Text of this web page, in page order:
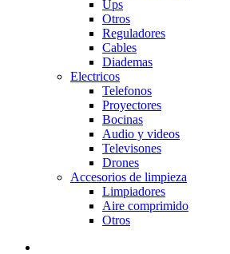
Ups
Otros
Reguladores
Cables
Diademas
Electricos
Telefonos
Proyectores
Bocinas
Audio y videos
Televisones
Drones
Accesorios de limpieza
Limpiadores
Aire comprimido
Otros